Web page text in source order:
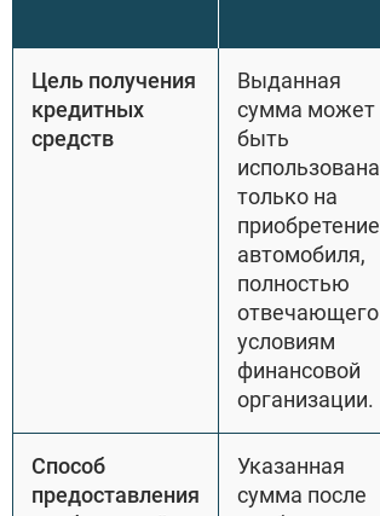
Цель получения
кредитных
средств
Выданная
сумма может
быть
использована
только на
приобретение
автомобиля,
полностью
отвечающего
условиям
финансовой
организации.
Способ
предоставления
Указанная
сумма после